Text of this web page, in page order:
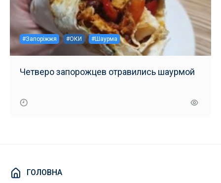
#Запоріжжя #ОКИ #Шаурма
Четверо запорожцев отравились шаурмой
ГОЛОВНА